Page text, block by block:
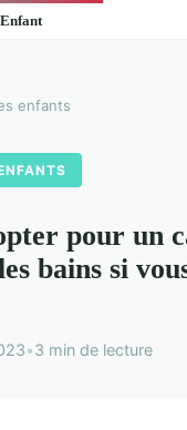
enfants
pour un
bains si
•3 min de lecture